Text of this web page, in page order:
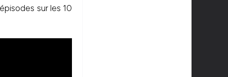
sur les 10